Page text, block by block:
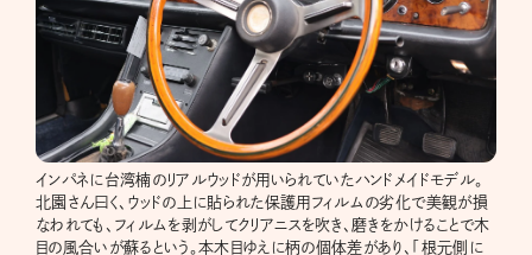
インパネに台湾楠のリアルウッドが用いられていたハンドメイドモデル。
北園さん曰く、ウッドの上に貼られた保護用フィルムの劣化で美観が損
なわれても、フィルムを剥がしてクリアニスを吹き、磨きをかけることで木
目の風合いが蘇るという。本木目ゆえに柄の個体差があり、「根元側に